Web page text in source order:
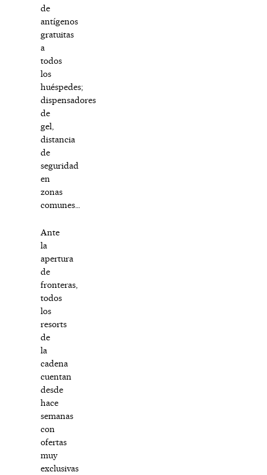
de
antígenos
gratuitas
a
todos
los
huéspedes;
dispensadores
de
gel,
distancia
de
seguridad
en
zonas
comunes…
Ante
la
apertura
de
fronteras,
todos
los
resorts
de
la
cadena
cuentan
desde
hace
semanas
con
ofertas
muy
exclusivas